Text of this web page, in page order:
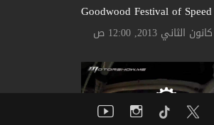
Goodwood Festival of